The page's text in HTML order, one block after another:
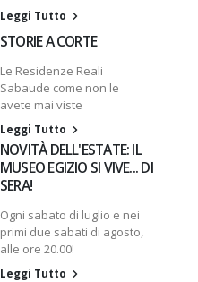
Leggi Tutto
STORIE A CORTE
Le Residenze Reali
Sabaude come non le
avete mai viste
Leggi Tutto
NOVITÀ DELL'ESTATE: IL
MUSEO EGIZIO SI VIVE... DI
SERA!
Ogni sabato di luglio e nei
primi due sabati di agosto,
alle ore 20.00!
Leggi Tutto